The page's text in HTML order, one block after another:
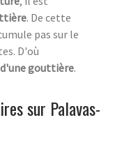
. De cette
pas sur le
D'où
gouttière.
sur Palavas-